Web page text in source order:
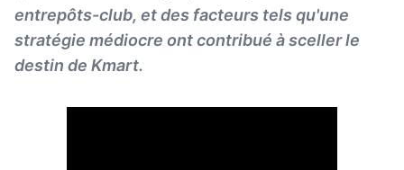
entrepôts-club, et des facteurs tels qu'une
stratégie médiocre ont contribué à sceller le
destin de Kmart.